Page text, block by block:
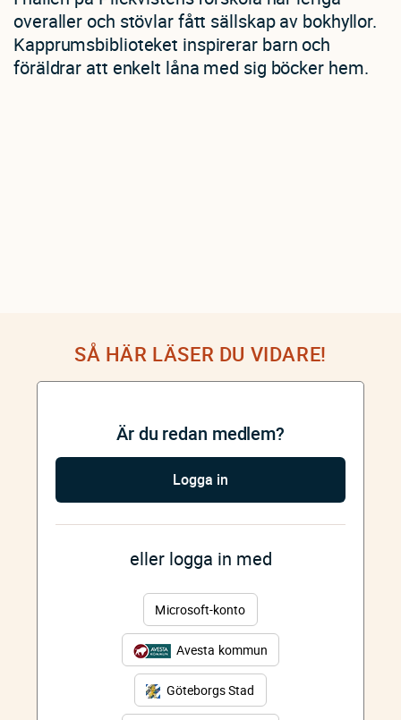
overaller och stövlar fått sällskap av bokhyllor.
Kapprumsbiblioteket inspirerar barn och
föräldrar att enkelt låna med sig böcker hem.
SÅ HÄR LÄSER DU VIDARE!
Är du redan medlem?
Logga in
eller logga in med
Microsoft-konto
Avesta kommun
Göteborgs Stad